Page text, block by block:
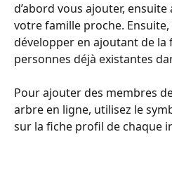
d’abord vous ajouter,
votre famille proche.
développer en ajoutant de la
personnes déjà existantes
Pour ajouter des membres
arbre en ligne, utilisez le
sur la fiche profil de chaque